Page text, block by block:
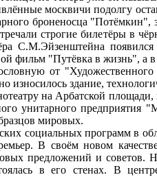
москвичи подолгу
броненосца "Потёмкин",
строгие билетёры в
С.М.Эйзенштейна
фильм "Путёвка в жизнь", а
от "Художественного
износилось здание,
на Арбатской
унитарного
мировых.
социальных программ в
В своём новом
предложений и советов.
в его стенах. В